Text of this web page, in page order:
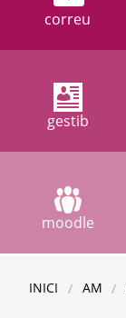
correu
gestib
moodle
INICI AM